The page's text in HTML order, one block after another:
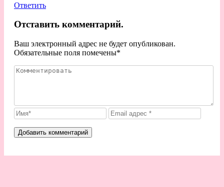
Ответить
Отставить комментарий.
Ваш электронный адрес не будет опубликован.
Обязательные поля помечены*